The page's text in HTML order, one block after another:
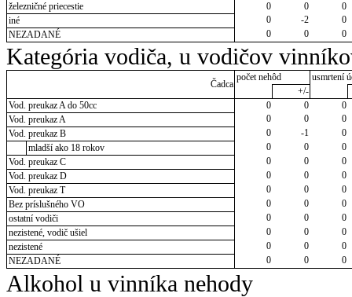
železničné priecestie
0 0
0
iné
0 -2
0
NEZADANÉ
0 0 0
Kategória vodiča, u vodičov
Čadca
počet nehôd
usmrtení
+/-
Vod. preukaz A do 50cc
0 0
0
Vod. preukaz A
0 0
0
Vod. preukaz B
0 -1
0
mladší ako 18 rokov
0 0
0
Vod. preukaz C
0 0
0
Vod. preukaz D
0 0
0
Vod. preukaz T
0 0
0
Bez príslušného VO
0 0
0
ostatní vodiči
0 0
0
nezistené, vodič ušiel
0 0
0
nezistené
0 0
0
NEZADANÉ
0 0 0
Alkohol u vinníka nehody